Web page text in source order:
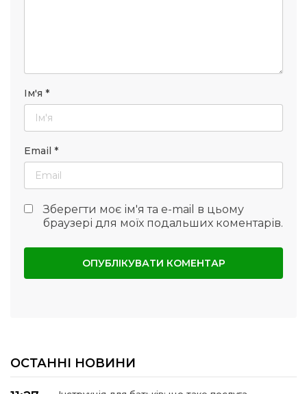
Ім'я *
Email *
Зберегти моє ім'я та e-mail в цьому
браузері для моїх подальших коментарів.
ОСТАННІ НОВИНИ